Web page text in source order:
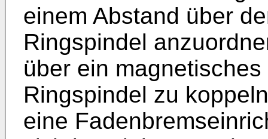
einem Abstand über
Ringspindel
über ein
Ringspindel zu
eine